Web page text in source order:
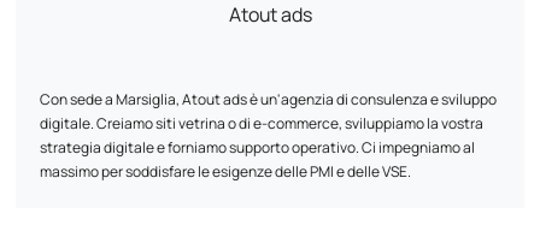
Atout ads
Con sede a Marsiglia, Atout ads è un'agenzia di consulenza e sviluppo
digitale. Creiamo siti vetrina o di e-commerce, sviluppiamo la vostra
strategia digitale e forniamo supporto operativo. Ci impegniamo al
massimo per soddisfare le esigenze delle PMI e delle VSE.